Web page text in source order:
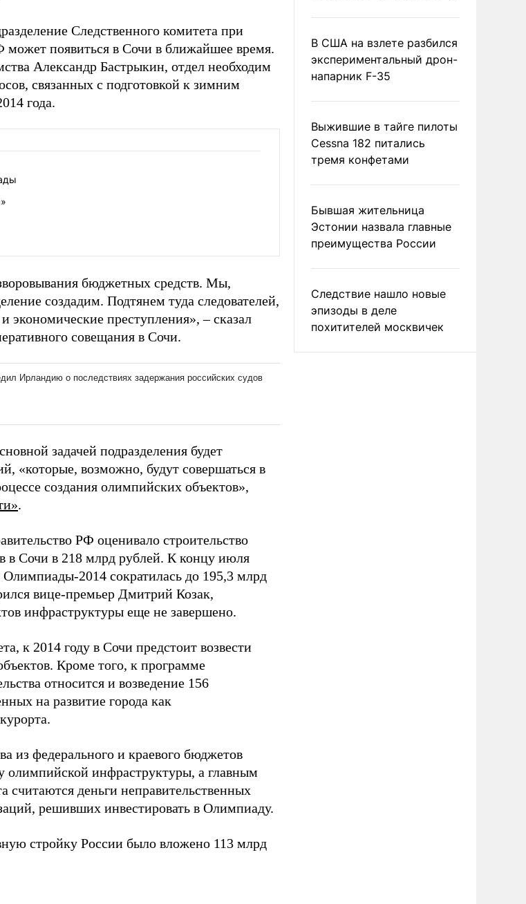
Следственного комитета при
появиться в Сочи в ближайшее время.
Александр Бастрыкин, отдел необходим
связанных с подготовкой к зимним
года.
бюджетных средств. Мы,
создадим. Подтянем туда следователей,
преступления», – сказал
совещания в Сочи.
задачей подразделения будет
«которые, возможно, будут совершаться в
создания олимпийских объектов»,
.
РФ оценивало строительство
в Сочи в 218 млрд рублей. К концу июля
Олимпиады-2014 сократилась до 195,3 млрд
вице-премьер Дмитрий Козак,
инфраструктуры еще не завершено.
к 2014 году в Сочи предстоит возвести
Кроме того, к программе
относится и возведение 156
на развитие города как
из федерального и краевого бюджетов
олимпийской инфраструктуры, а главным
считаются деньги неправительственных
решивших инвестировать в Олимпиаду.
стройку России было вложено 113 млрд
В США на взлете разбился
экспериментальный дрон-
напарник F-35
Выжившие в тайге пилоты
Cessna 182 питались
тремя конфетами
Бывшая жительница
Эстонии назвала главные
преимущества России
Следствие нашло новые
эпизоды в деле
похитителей москвичек